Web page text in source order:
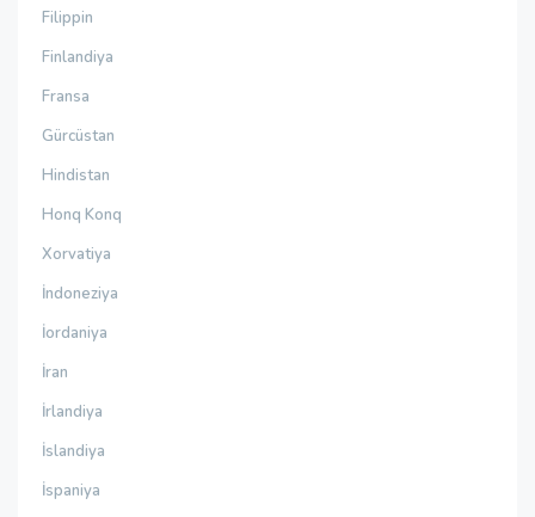
Filippin
Finlandiya
Fransa
Gürcüstan
Hindistan
Honq Konq
Xorvatiya
İndoneziya
İordaniya
İran
İrlandiya
İslandiya
İspaniya